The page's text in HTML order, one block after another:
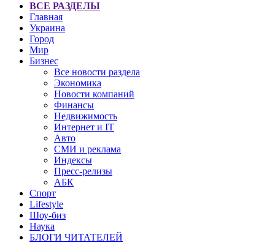
ВСЕ РАЗДЕЛЫ
Главная
Украина
Город
Мир
Бизнес
Все новости раздела
Экономика
Новости компаний
Финансы
Недвижимость
Интернет и IT
Авто
СМИ и реклама
Индексы
Пресс-релизы
АБК
Спорт
Lifestyle
Шоу-биз
Наука
БЛОГИ ЧИТАТЕЛЕЙ